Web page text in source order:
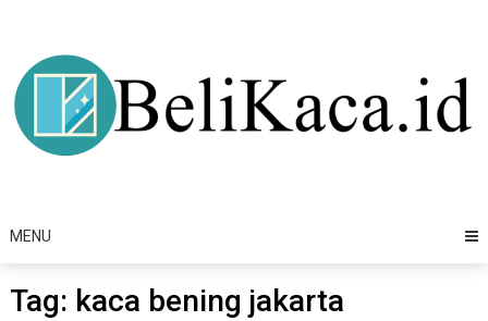
content
MENU
Tag: kaca bening jakarta